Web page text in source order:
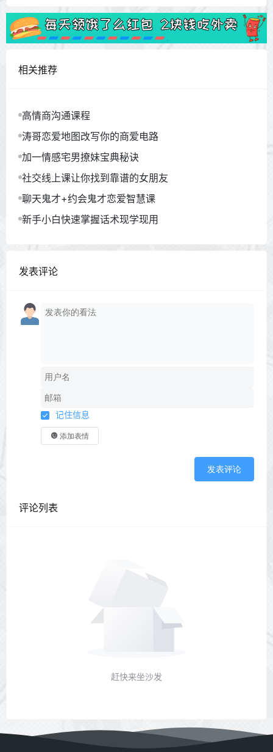
相关推荐
高情商沟通课程
涛哥恋爱地图改写你的商爱电路
加一情感宅男撩妹宝典秘诀
社交线上课让你找到靠谱的女朋友
聊天鬼才+约会鬼才恋爱智慧课
新手小白快速掌握话术现学现用
发表评论
记住信息
添加表情
发表评论
评论列表
赶快来坐沙发